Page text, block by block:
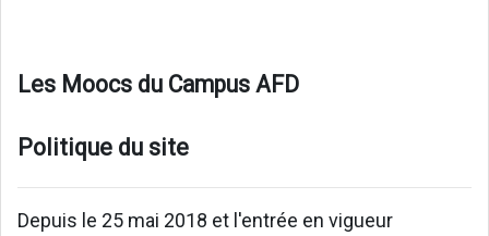
Les Moocs du Campus AFD
Politique du site
Depuis le 25 mai 2018 et l'entrée en vigueur